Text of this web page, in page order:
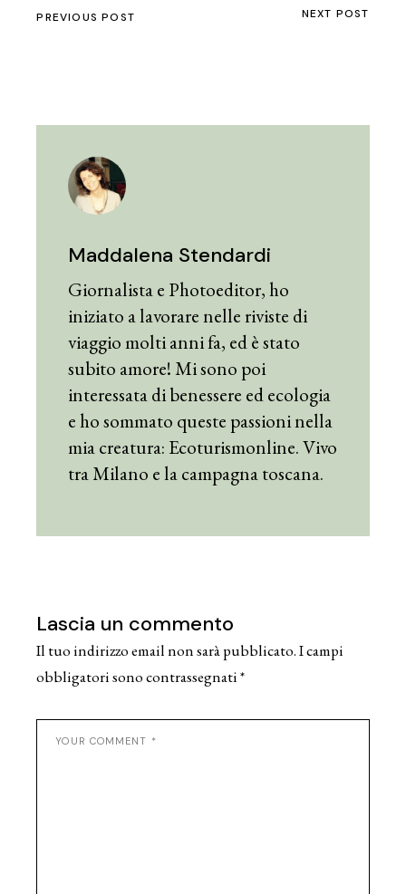
PREVIOUS POST NEXT POST
Maddalena Stendardi
Giornalista e Photoeditor, ho
iniziato a lavorare nelle riviste di
viaggio molti anni fa, ed è stato
subito amore! Mi sono poi
interessata di benessere ed ecologia
e ho sommato queste passioni nella
mia creatura: Ecoturismonline. Vivo
tra Milano e la campagna toscana.
Lascia un commento
Il tuo indirizzo email non sarà pubblicato.I campi
obbligatori sono contrassegnati*